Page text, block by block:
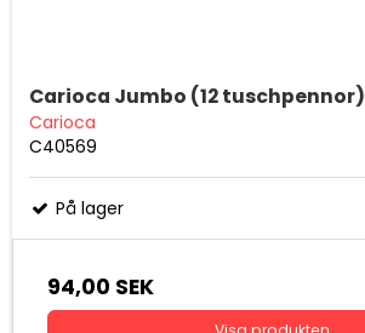
Carioca Jumbo (12 tuschpennor)
Carioca
C40569
På lager
94,00 SEK